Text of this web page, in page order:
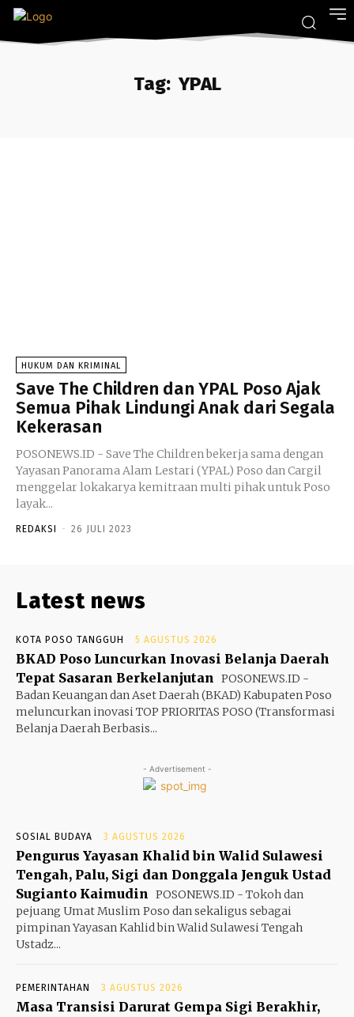
Tag: YPAL
HUKUM DAN KRIMINAL
Save The Children dan YPAL Poso Ajak
Semua Pihak Lindungi Anak dari Segala
Kekerasan
POSONEWS.ID - Save The Children bekerja sama dengan
Yayasan Panorama Alam Lestari (YPAL) Poso dan Cargil
menggelar lokakarya kemitraan multi pihak untuk Poso
layak...
REDAKSI - 26 JULI 2023
Latest news
KOTA POSO TANGGUH 5 AGUSTUS 2026
BKAD Poso Luncurkan Inovasi Belanja Daerah
Tepat Sasaran Berkelanjutan POSONEWS.ID -
Badan Keuangan dan Aset Daerah (BKAD) Kabupaten Poso
meluncurkan inovasi TOP PRIORITAS POSO (Transformasi
Belanja Daerah Berbasis...
- Advertisement -
SOSIAL BUDAYA 3 AGUSTUS 2026
Pengurus Yayasan Khalid bin Walid Sulawesi
Tengah, Palu, Sigi dan Donggala Jenguk Ustad
Sugianto Kaimudin POSONEWS.ID - Tokoh dan
pejuang Umat Muslim Poso dan sekaligus sebagai
pimpinan Yayasan Kahlid bin Walid Sulawesi Tengah
Ustadz...
PEMERINTAHAN 3 AGUSTUS 2026
Masa Transisi Darurat Gempa Sigi Berakhir,